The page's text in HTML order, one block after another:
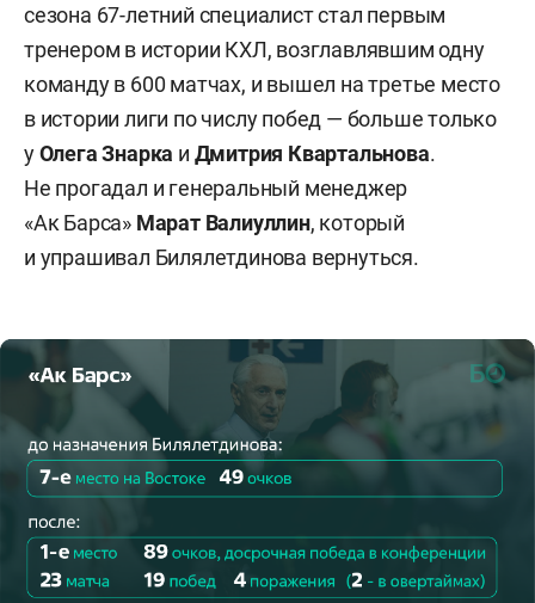
сезона 67-летний специалист стал первым
тренером в истории КХЛ, возглавлявшим одну
команду в 600 матчах, и вышел на третье место
в истории лиги по числу побед — больше только
уОлега Знарка и Дмитрия Квартальнова.
Не прогадал и генеральный менеджер
«Ак Барса» Марат Валиуллин, который
и упрашивал Билялетдинова вернуться.